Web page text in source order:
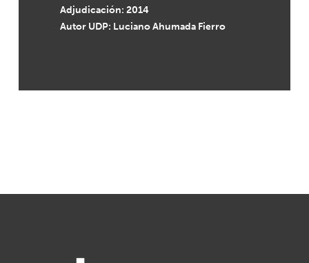
Adjudicación: 2014
Autor UDP: Luciano Ahumada Fierro